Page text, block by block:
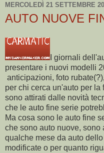
MERCOLEDÌ 21 SETTEMBRE
AUTO NUOVE
I giornali
presentare i nuovi modelli
anticipazioni, foto
per chi cerca un'auto per
sono attirati dalle novità
che le auto fine serie
Ma cosa sono le auto fine
che sono auto nuove, sono
qualche mese da auto
modificate o per quanto